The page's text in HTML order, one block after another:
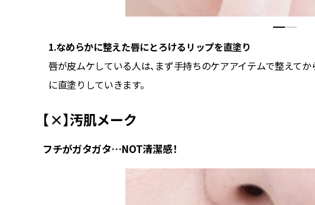
1.なめらかに整えた唇にとろけるリップを直塗り
唇が皮ムケしている人は、まず手持ちのケアアイテムで整えて
に直塗りしていきます。
【×】汚肌メーク
フチがガタガタ…NOT清潔感！